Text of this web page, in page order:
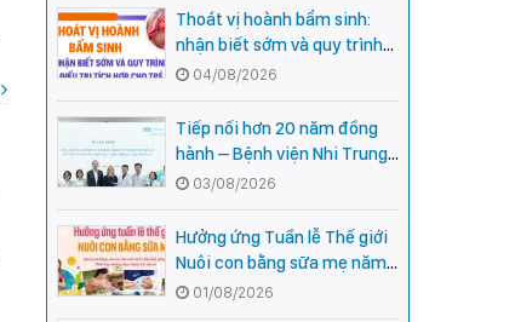
Thoát vị hoành bẩm sinh:
nhận biết sớm và quy trình
điều trị tích hợp cho trẻ -
chia sẻ từ các chuyên gia
hàng đầu của Bệnh Viện Nhi
Trung ương
04/08/2026
Tiếp nối hơn 20 năm đồng
hành – Bệnh viện Nhi Trung
ương và Tổ chức Orbis (Hoa
Kỳ) tăng cường hợp tác, mở
rộng cơ hội bảo vệ thị lực
cho trẻ em Việt Nam
03/08/2026
Hưởng ứng Tuần lễ Thế giới
Nuôi con bằng sữa mẹ năm
202601/08/2026